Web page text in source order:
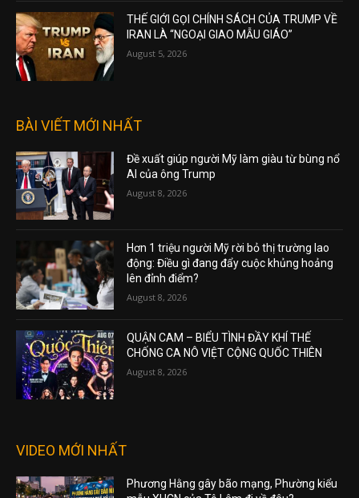
THẾ GIỚI GỌI CHÍNH SÁCH CỦA TRUMP VỀ
IRAN LÀ “NGOẠI GIAO MẪU GIÁO”
August 5, 2026
BÀI VIẾT MỚI NHẤT
Đề xuất giúp người Mỹ làm giàu từ bùng nổ
AI của ông Trump
August 8, 2026
Hơn 1 triệu người Mỹ rời bỏ thị trường lao
động: Điều gì đang đẩy cuộc khủng hoảng
lên đỉnh điểm?
August 8, 2026
QUẬN CAM – BIỂU TÌNH ĐẦY KHÍ THẾ
CHỐNG CA NÔ VIỆT CỘNG QUỐC THIÊN
August 8, 2026
VIDEO MỚI NHẤT
Phương Hằng gây bão mạng, Phường kiểu